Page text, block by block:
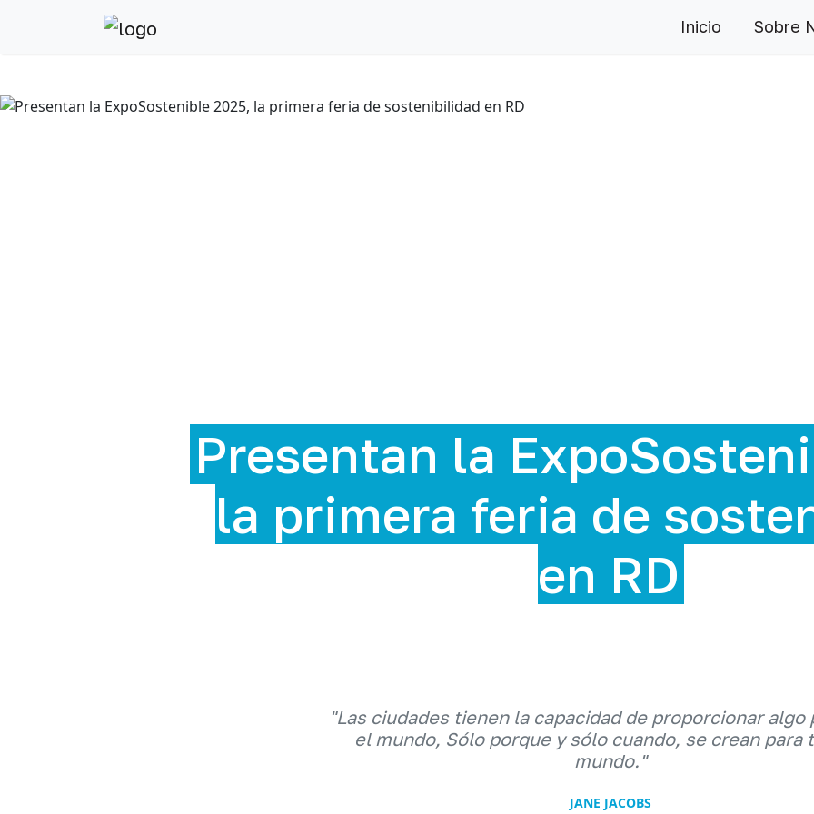
Inicio Sobre
la ExpoSostenible 2025,
feria de sostenibilidad
"Las ciudades tienen la capacidad de proporcionar algo
el mundo, Sólo porque y sólo cuando, se crean para
mundo."
JANE JACOBS